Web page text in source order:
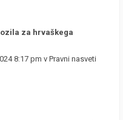
za hrvaškega
8:17 pm v Pravni nasveti